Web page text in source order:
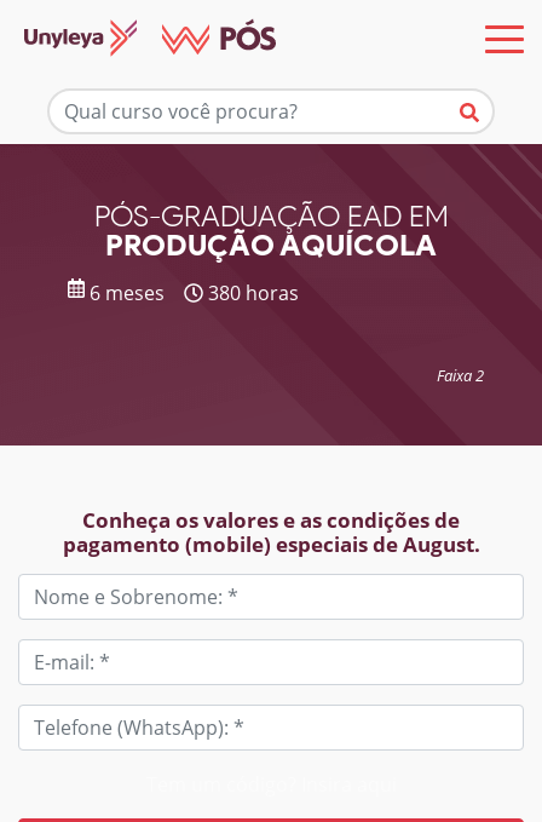
PÓS-GRADUAÇÃO EAD EM
PRODUÇÃO AQUÍCOLA
6 meses 380 horas
Faixa 2
Conheça os valores e as condições de
pagamento (mobile) especiais de August.
Mais informações